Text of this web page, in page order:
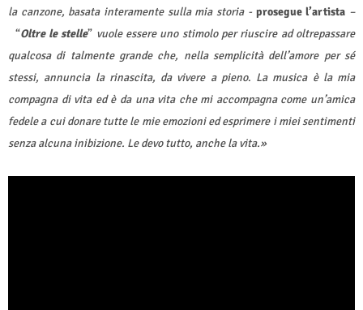
la canzone, basata interamente sulla mia storia - prosegue l’artista –
“Oltre le stelle” vuole essere uno stimolo per riuscire ad oltrepassare
qualcosa di talmente grande che, nella semplicità dell’amore per sé
stessi, annuncia la rinascita, da vivere a pieno. La musica è la mia
compagna di vita ed è da una vita che mi accompagna come un’amica
fedele a cui donare tutte le mie emozioni ed esprimere i miei sentimenti
senza alcuna inibizione. Le devo tutto, anche la vita.»